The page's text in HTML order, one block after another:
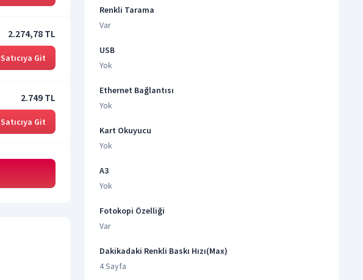
2.274,78 TL
Satıcıya Git
2.749 TL
Satıcıya Git
Renkli Tarama
Var
USB
Yok
Ethernet Bağlantısı
Yok
Kart Okuyucu
Yok
A3
Yok
Fotokopi Özelliği
Var
Dakikadaki Renkli Baskı Hızı(Max)
4 Sayfa